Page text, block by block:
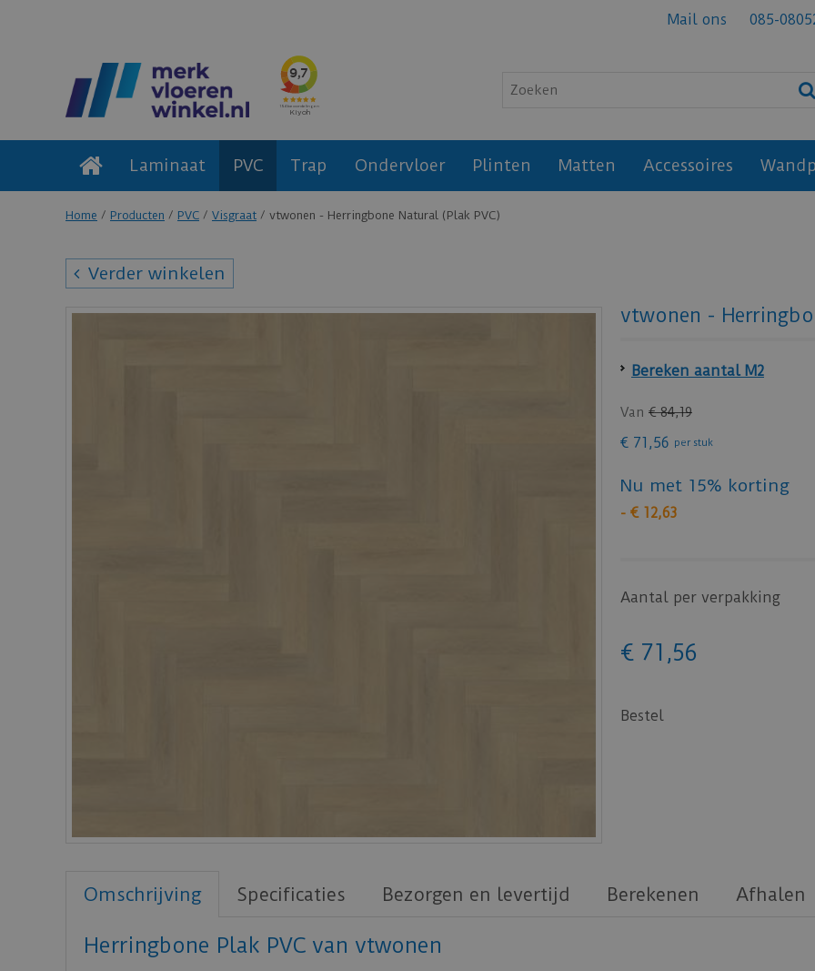
Home Producten PVC Visgraat vtwonen - Herringbone Natural (Plak PVC)
Mail ons 085-
Laminaat PVC Trap Ondervloer Plinten Matten Accessoires
Verder winkelen
vtwonen -
Bereken aantal M2
Van € 84,19
€ 71 ,56 per stuk
Nu met 15% korting
- € 12,63
Aantal per verpakking
€ 71 ,56
Bestel
Omschrijving Specificaties Bezorgen en levertijd Berekenen Afhalen
Herringbone Plak PVC van vtwonen